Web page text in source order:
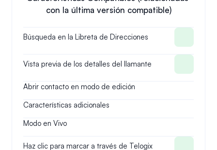
con la última versión compatible)
Búsqueda en la Libreta de Direcciones
Vista previa de los detalles del llamante
Abrir contacto en modo de edición
Características adicionales
Modo en Vivo
Haz clic para marcar a través de Telogix